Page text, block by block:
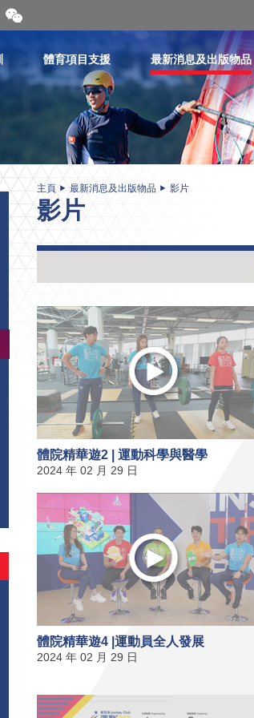
開
合
二
維
體育項目支援 最新消息及出版物品
主頁 最新消息及出版物品 影片
影片
體院精華遊2 | 運動科學與醫學
2024 年 02 月 29 日
體院精華遊4 |運動員全人發展
2024 年 02 月 29 日